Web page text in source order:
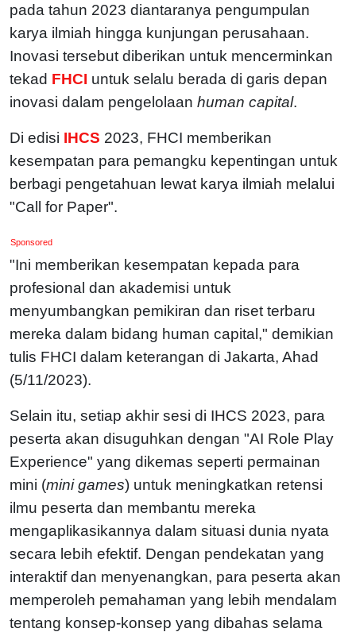
pada tahun 2023 diantaranya pengumpulan
karya ilmiah hingga kunjungan perusahaan.
Inovasi tersebut diberikan untuk mencerminkan
tekad FHCI untuk selalu berada di garis depan
inovasi dalam pengelolaan human capital.
Di edisi IHCS 2023, FHCI memberikan
kesempatan para pemangku kepentingan untuk
berbagi pengetahuan lewat karya ilmiah melalui
"Call for Paper".
Sponsored
"Ini memberikan kesempatan kepada para
profesional dan akademisi untuk
menyumbangkan pemikiran dan riset terbaru
mereka dalam bidang human capital," demikian
tulis FHCI dalam keterangan di Jakarta, Ahad
(5/11/2023).
Selain itu, setiap akhir sesi di IHCS 2023, para
peserta akan disuguhkan dengan "AI Role Play
Experience" yang dikemas seperti permainan
mini (mini games) untuk meningkatkan retensi
ilmu peserta dan membantu mereka
mengaplikasikannya dalam situasi dunia nyata
secara lebih efektif. Dengan pendekatan yang
interaktif dan menyenangkan, para peserta akan
memperoleh pemahaman yang lebih mendalam
tentang konsep-konsep yang dibahas selama